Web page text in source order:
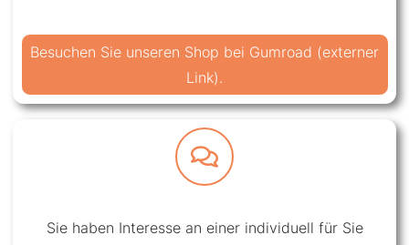
Besuchen Sie unseren Shop bei Gumroad (externer
Link).
Sie haben Interesse an einer individuell für Sie